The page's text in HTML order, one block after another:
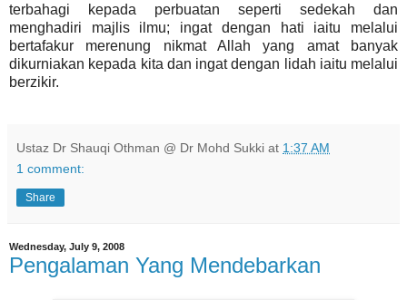
terbahagi kepada perbuatan seperti sedekah dan
menghadiri majlis ilmu; ingat dengan hati iaitu melalui
bertafakur merenung nikmat Allah yang amat banyak
dikurniakan kepada kita dan ingat dengan lidah iaitu melalui
berzikir.
Ustaz Dr Shauqi Othman @ Dr Mohd Sukki at 1:37 AM
1 comment:
Share
Wednesday, July 9, 2008
Pengalaman Yang Mendebarkan